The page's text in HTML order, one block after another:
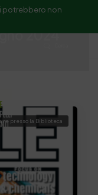
potrebbero non
2024
presso la Biblioteca